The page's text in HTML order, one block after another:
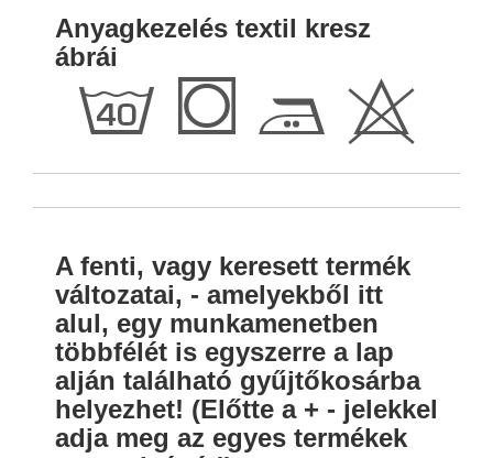
Anyagkezelés textil kresz
ábrái
h Q E H
A fenti, vagy keresett termék
változatai, - amelyekből itt
alul, egy munkamenetben
többfélét is egyszerre a lap
alján található gyűjtőkosárba
helyezhet! (Előtte a + - jelekkel
adja meg az egyes termékek